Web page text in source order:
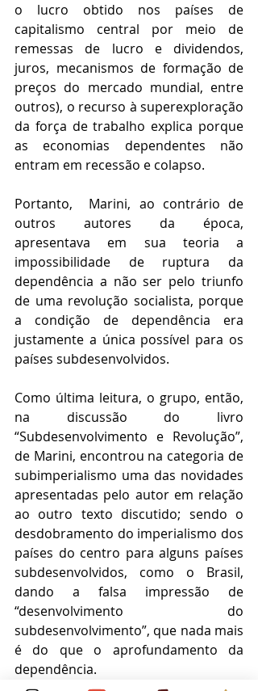
o lucro obtido nos países de
capitalismo central por meio de
remessas de lucro e dividendos,
juros, mecanismos de formação de
preços do mercado mundial, entre
outros), o recurso à superexploração
da força de trabalho explica porque
as economias dependentes não
entram em recessão e colapso.
Portanto,  Marini, ao contrário de
outros autores da época,
apresentava em sua teoria a
impossibilidade de ruptura da
dependência a não ser pelo triunfo
de uma revolução socialista, porque
a condição de dependência era
justamente a única possível para os
países subdesenvolvidos.
Como última leitura, o grupo, então,
na discussão do livro
“Subdesenvolvimento e Revolução”,
de Marini, encontrou na categoria de
subimperialismo uma das novidades
apresentadas pelo autor em relação
ao outro texto discutido; sendo o
desdobramento do imperialismo dos
países do centro para alguns países
subdesenvolvidos, como o Brasil,
dando a falsa impressão de
“desenvolvimento do
subdesenvolvimento”, que nada mais
é do que o aprofundamento da
dependência.